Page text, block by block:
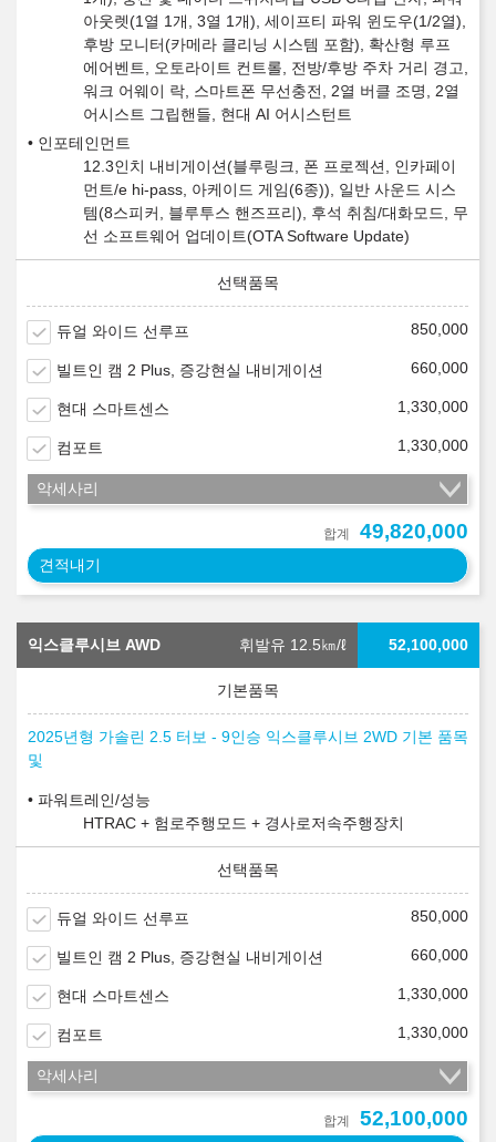
아웃렛(1열 1개, 3열 1개), 세이프티 파워 윈도우(1/2열),
후방 모니터(카메라 클리닝 시스템 포함), 확산형 루프
에어벤트, 오토라이트 컨트롤, 전방/후방 주차 거리 경고,
워크 어웨이 락, 스마트폰 무선충전, 2열 버클 조명, 2열
어시스트 그립핸들, 현대 AI 어시스턴트
인포테인먼트
12.3인치 내비게이션(블루링크, 폰 프로젝션, 인카페이
먼트/e hi-pass, 아케이드 게임(6종)), 일반 사운드 시스
템(8스피커, 블루투스 핸즈프리), 후석 취침/대화모드, 무
선 소프트웨어 업데이트(OTA Software Update)
듀얼 와이드 선루프 850,000
빌트인 캠 2 Plus, 증강현실 내비게이션 660,000
현대 스마트센스 1,330,000
컴포트 1,330,000
악세사리
합계 49,820,000
견적내기
익스클루시브 AWD 휘발유 12.5㎞/ℓ 52,100,000
2025년형 가솔린 2.5 터보 - 9인승 익스클루시브 2WD 기본 품목
및
파워트레인/성능
HTRAC + 험로주행모드 + 경사로저속주행장치
듀얼 와이드 선루프 850,000
빌트인 캠 2 Plus, 증강현실 내비게이션 660,000
현대 스마트센스 1,330,000
컴포트 1,330,000
악세사리
합계 52,100,000